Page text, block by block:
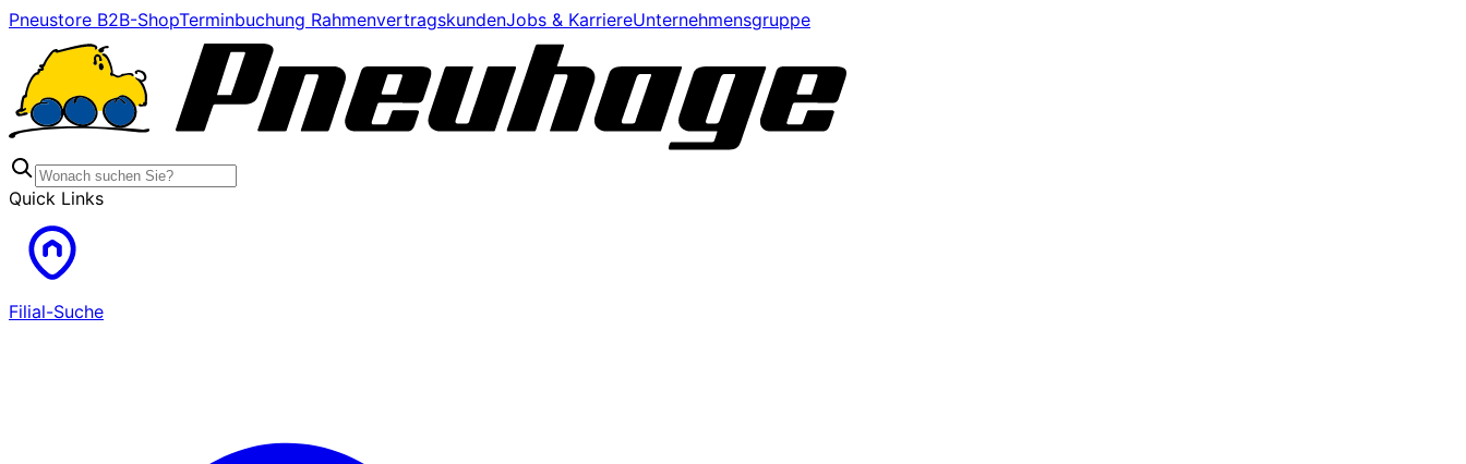
Pneustore B2B-ShopTerminbuchung RahmenvertragskundenJobs & KarriereUnternehmensgruppe
Quick Links
Filial-Suche